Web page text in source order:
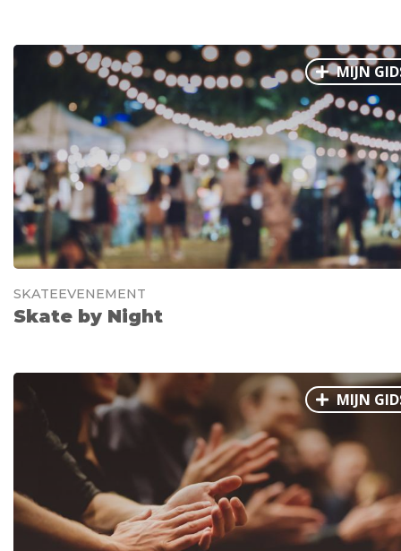
MIJN
SKATEEVENEMENT
Skate by Night
MIJN